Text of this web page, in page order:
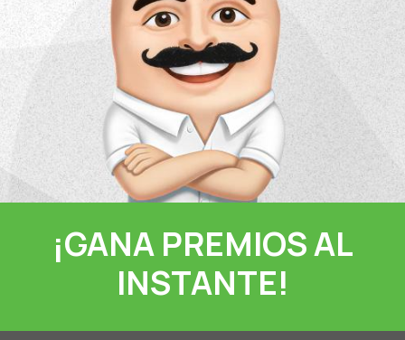
¡GANA PREMIOS AL
INSTANTE!